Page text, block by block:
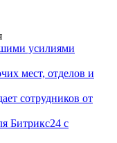
усилиями
мест, отделов и
сотрудников от
Битрикс24 с